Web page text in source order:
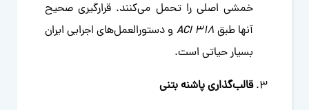
خمشی اصلی را تحمل می‌کنند. قرارگیری صحیح
آنها طبق ACI 318 و دستورالعمل‌های اجرایی ایران
بسیار حیاتی است.
قالب‌گذاری پاشنه بتنی